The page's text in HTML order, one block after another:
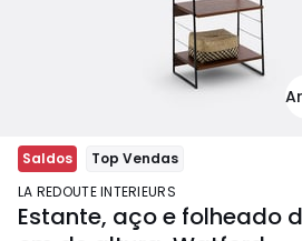
Saldos
Top Vendas
LA REDOUTE INTERIEURS
Estante, aço e folheado